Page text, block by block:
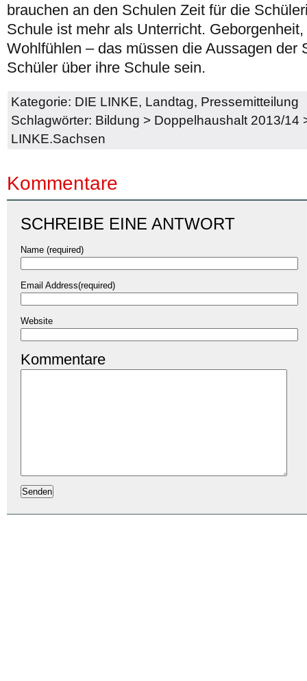
brauchen an den Schulen Zeit für die
Schule ist mehr als Unterricht.
Wohlfühlen – das müssen die Aussagen der
Schüler über ihre Schule sein.
Kategorie: DIE LINKE, Landtag, Pressemitteilung
Schlagwörter: Bildung > Doppelhaushalt 2013/14
LINKE.Sachsen
Kommentare
SCHREIBE EINE ANTWORT
Name (required)
Email Address(required)
Website
Kommentare